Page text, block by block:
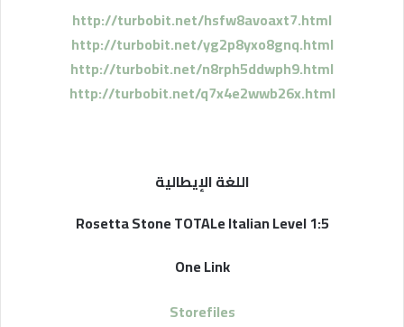
http://turbobit.net/hsfw8avoaxt7.html
http://turbobit.net/yg2p8yxo8gnq.html
http://turbobit.net/n8rph5ddwph9.html
http://turbobit.net/q7x4e2wwb26x.html
اللغة الإيطالية
Rosetta Stone TOTALe Italian Level 1:5
One Link
Storefiles